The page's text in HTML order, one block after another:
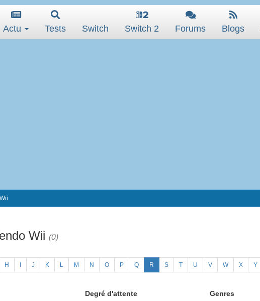
Actu Tests Switch Switch 2 Forums Blogs
Wii (0)
H J K L M N O P Q R S T U V W X Y
Degré d'attente Genres